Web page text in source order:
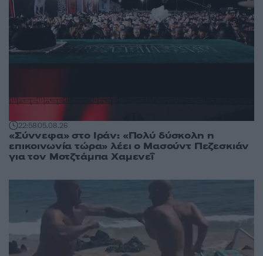
22:5805.08.26
«Σύννεφα» στο Ιράν: «Πολύ δύσκολη η
επικοινωνία τώρα» λέει ο Μασούντ Πεζεσκιάν
για τον Μοτζτάμπα Χαμενεΐ